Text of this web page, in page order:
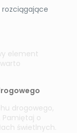
rozciągające
element
drogowego,
o
świetlnych.